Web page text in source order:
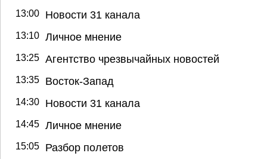
13:00 Новости 31 канала
13:10 Личное мнение
13:25 Агентство чрезвычайных новостей
13:35 Восток-Запад
14:30 Новости 31 канала
14:45 Личное мнение
15:05 Разбор полетов